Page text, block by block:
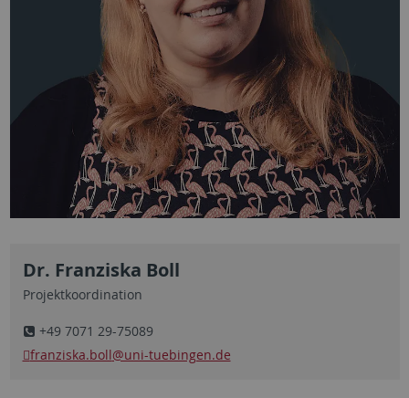
Dr. Franziska Boll
Projektkoordination
+49 7071 29-75089
franziska.boll@uni-tuebingen.de